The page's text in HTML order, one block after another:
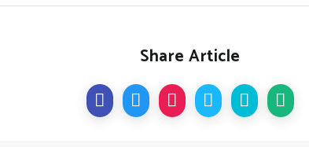
Share Article